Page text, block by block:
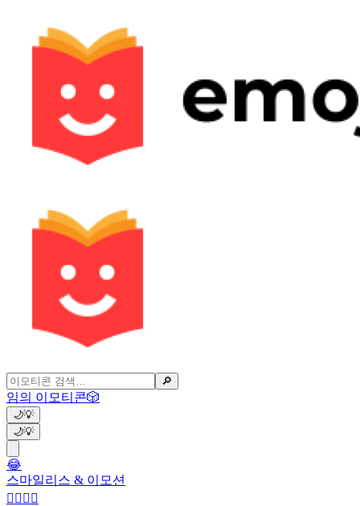
🔎
임의 이모티콘🎲
🌙💡
🌙💡
😂
스마일리스 & 이모션
👩‍❤️‍💋‍👨